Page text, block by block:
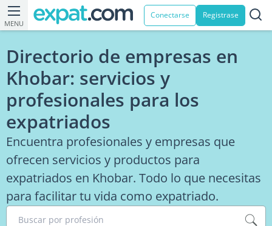
MENU
Conectarse Registrase
Directorio de empresas en
Khobar: servicios y
profesionales para los
expatriados
Encuentra profesionales y empresas que
ofrecen servicios y productos para
expatriados en Khobar. Todo lo que necesitas
para facilitar tu vida como expatriado.
Buscar por profesión